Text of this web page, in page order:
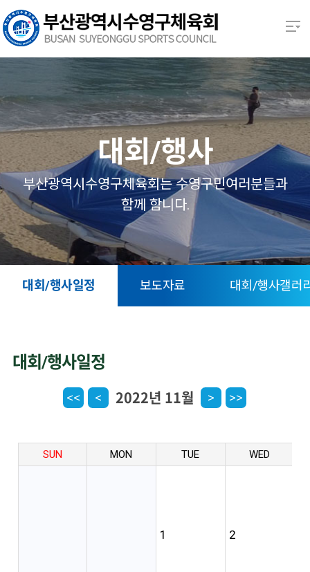
본문 바로가기
열기
열기
열기
열기
열기
대회/행사
부산광역시수영구체육회는 수영구민여러분들과
함께 함니다.
대회/행사일정 보도자료 대회/행사갤러
대회/행사일정
<< < 2022년 11월 > >>
SUN MON TUE WED
1 2